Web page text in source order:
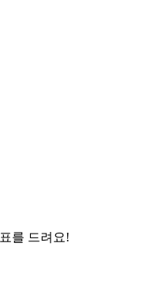
표를 드려요!